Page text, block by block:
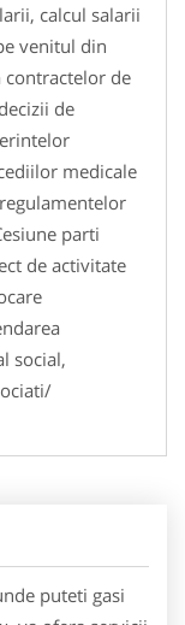
calcul salarii
venitul din
de
de
medicale
parti
de activitate
social,
puteti gasi